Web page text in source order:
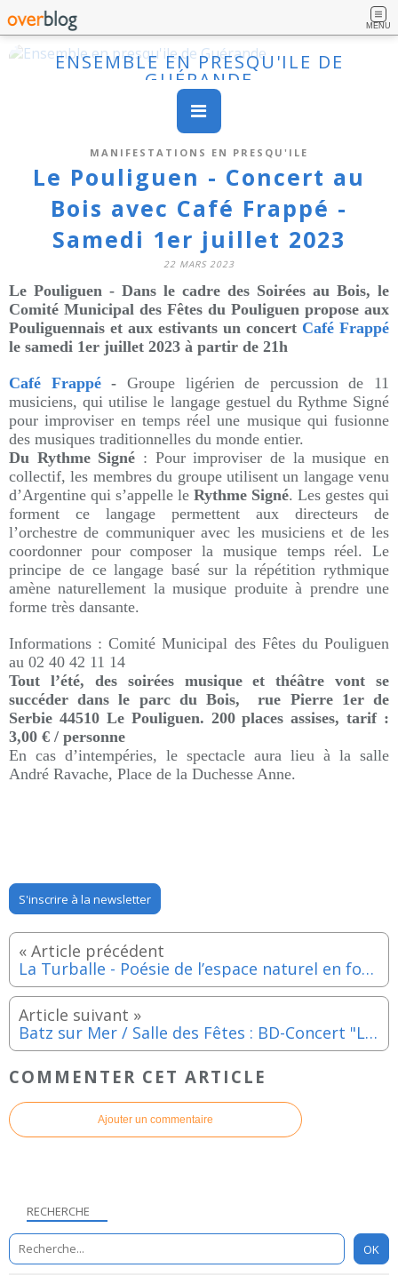
MENU
ENSEMBLE EN PRESQU'ILE DE
GUÉRANDE
MANIFESTATIONS EN PRESQU'ILE
Le Pouliguen - Concert au
Bois avec Café Frappé -
Samedi 1er juillet 2023
22 MARS 2023
Le Pouliguen - Dans le cadre des Soirées au Bois, le
Comité Municipal des Fêtes du Pouliguen propose aux
Pouliguennais et aux estivants un concert Café Frappé
le samedi 1er juillet 2023 à partir de 21h
Café Frappé- Groupe ligérien de percussion de 11
musiciens, qui utilise le langage gestuel du Rythme Signé
pour improviser en temps réel une musique qui fusionne
des musiques traditionnelles du monde entier.
Du Rythme Signé : Pour improviser de la musique en
collectif, les membres du groupe utilisent un langage venu
d’Argentine qui s’appelle le Rythme Signé. Les gestes qui
forment ce langage permettent aux directeurs de
l’orchestre de communiquer avec les musiciens et de les
coordonner pour composer la musique temps réel. Le
principe de ce langage basé sur la répétition rythmique
amène naturellement la musique produite à prendre une
forme très dansante.
Informations : Comité Municipal des Fêtes du Pouliguen
au 02 40 42 11 14
Tout l’été, des soirées musique et théâtre vont se
succéder dans le parc du Bois, rue Pierre 1er de
Serbie 44510 Le Pouliguen. 200 places assises, tarif :
3,00 € / personne
En cas d’intempéries, le spectacle aura lieu à la salle
André Ravache, Place de la Duchesse Anne.
S'inscrire à la newsletter
La Turballe - Poésie de l’espace naturel en forêt de Pen Bron - Samedi 10 et dimanche 11 juin 2023
Batz sur Mer / Salle des Fêtes : BD-Concert "L'homme montagne" - Samedi 10 juin 2023
COMMENTER CET ARTICLE
Ajouter un commentaire
RECHERCHE